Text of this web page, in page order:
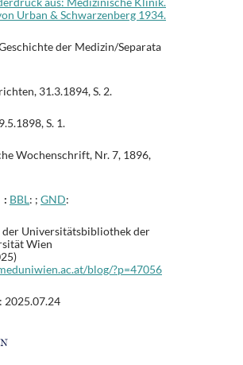
Urban & Schwarzenberg 1934.
der Medizin/Separata
31.3.1894, S. 2.
S. 1.
Wochenschrift, Nr. 7, 1896,
: BBL: ; GND:
der Universitätsbibliothek der
Wien
blog/?p=47056
2025.07.24